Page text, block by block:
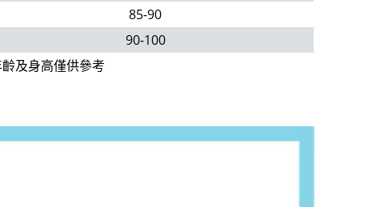
85-90
90-100
及身高僅供參考